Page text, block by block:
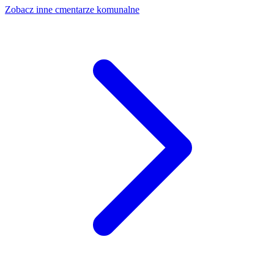
Zobacz inne cmentarze komunalne